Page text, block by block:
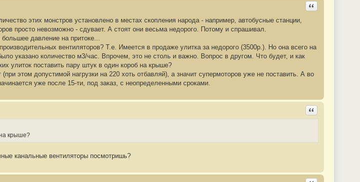
Ответить с
этих монстров установлено в местах скопления народа - например, автобусные станции,
просто невозможно - сдувает. А стоят они весьма недорого. Потому и спрашивал.
давление на притоке...
вентиляторов? Т.е. Имеется в продаже улитка за недорого (3500р.). Но она всего на
указано количество м3/час. Впрочем, это не столь и важно. Вопрос в другом. Что будет, и как
улиток поставить пару штук в один короб на крыше?
этом допустимой нагрузки на 220 хоть отбавляй), а значит супермоторов уже не поставить. А во
уже после 15-ти, под заказ, с неопределенными сроками.
Ответить с
на крыше?
канальные вентиляторы посмотришь?